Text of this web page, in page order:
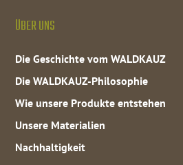
ÜBER UNS
Die Geschichte vom WALDKAUZ
Die WALDKAUZ-Philosophie
Wie unsere Produkte entstehen
Unsere Materialien
Nachhaltigkeit